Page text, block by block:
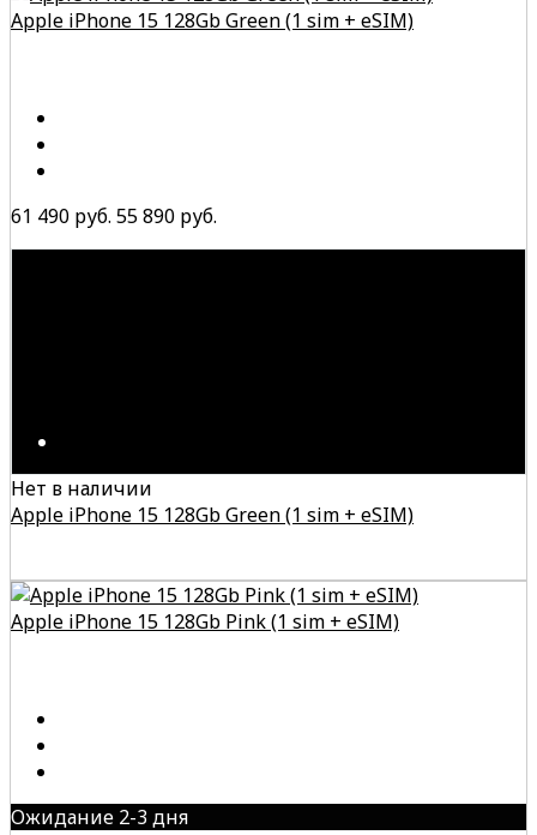
Apple iPhone 15 128Gb Green (1 sim + eSIM)
61 490 руб. 55 890 руб.
Нет в наличии
Apple iPhone 15 128Gb Green (1 sim + eSIM)
Apple iPhone 15 128Gb Pink (1 sim + eSIM)
Ожидание 2-3 дня